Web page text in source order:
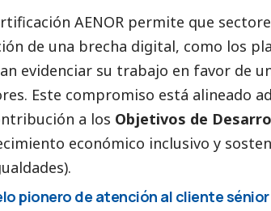
AENOR permite que
de una brecha digital, como los
evidenciar su trabajo en favor de
Este compromiso está alineado
a los Objetivos de
económico inclusivo y
pionero de atención al cliente sénior